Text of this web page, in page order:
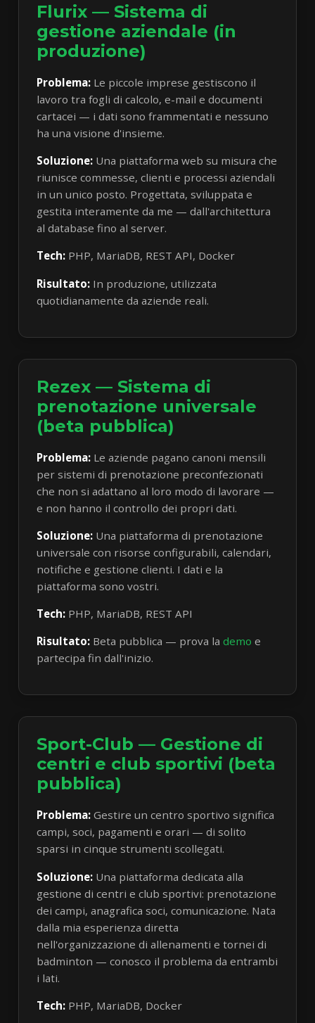
Flurix — Sistema di
gestione aziendale (in
produzione)
Problema: Le piccole imprese gestiscono il
lavoro tra fogli di calcolo, e-mail e documenti
cartacei — i dati sono frammentati e nessuno
ha una visione d'insieme.
Soluzione: Una piattaforma web su misura che
riunisce commesse, clienti e processi aziendali
in un unico posto. Progettata, sviluppata e
gestita interamente da me — dall'architettura
al database fino al server.
Tech: PHP, MariaDB, REST API, Docker
Risultato: In produzione, utilizzata
quotidianamente da aziende reali.
Rezex — Sistema di
prenotazione universale
(beta pubblica)
Problema: Le aziende pagano canoni mensili
per sistemi di prenotazione preconfezionati
che non si adattano al loro modo di lavorare —
e non hanno il controllo dei propri dati.
Soluzione: Una piattaforma di prenotazione
universale con risorse configurabili, calendari,
notifiche e gestione clienti. I dati e la
piattaforma sono vostri.
Tech: PHP, MariaDB, REST API
Risultato: Beta pubblica — prova lademo e
partecipa fin dall'inizio.
Sport-Club — Gestione di
centri e club sportivi (beta
pubblica)
Problema: Gestire un centro sportivo significa
campi, soci, pagamenti e orari — di solito
sparsi in cinque strumenti scollegati.
Soluzione: Una piattaforma dedicata alla
gestione di centri e club sportivi: prenotazione
dei campi, anagrafica soci, comunicazione. Nata
dalla mia esperienza diretta
nell'organizzazione di allenamenti e tornei di
badminton — conosco il problema da entrambi
i lati.
Tech: PHP, MariaDB, Docker